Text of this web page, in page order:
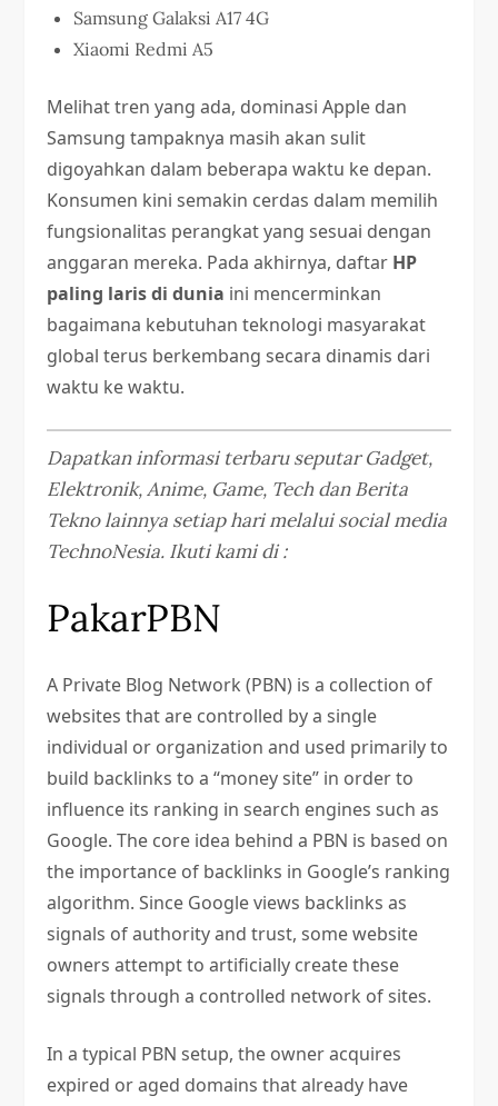
Samsung Galaksi A17 4G
Xiaomi Redmi A5
Melihat tren yang ada, dominasi Apple dan
Samsung tampaknya masih akan sulit
digoyahkan dalam beberapa waktu ke depan.
Konsumen kini semakin cerdas dalam memilih
fungsionalitas perangkat yang sesuai dengan
anggaran mereka. Pada akhirnya, daftar HP
paling laris di dunia ini mencerminkan
bagaimana kebutuhan teknologi masyarakat
global terus berkembang secara dinamis dari
waktu ke waktu.
Dapatkan informasi terbaru seputar Gadget,
Elektronik, Anime, Game, Tech dan Berita
Tekno lainnya setiap hari melalui social media
TechnoNesia. Ikuti kami di :
PakarPBN
A Private Blog Network (PBN) is a collection of
websites that are controlled by a single
individual or organization and used primarily to
build backlinks to a “money site” in order to
influence its ranking in search engines such as
Google. The core idea behind a PBN is based on
the importance of backlinks in Google’s ranking
algorithm. Since Google views backlinks as
signals of authority and trust, some website
owners attempt to artificially create these
signals through a controlled network of sites.
In a typical PBN setup, the owner acquires
expired or aged domains that already have